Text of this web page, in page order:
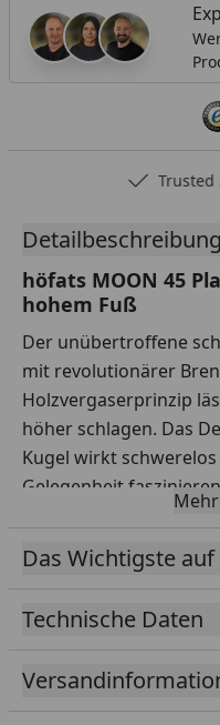
Trusted
Detailbeschreibung
höfats MOON 45
hohem Fuß
Der unübertroffene
mit revolutionärer
Holzvergaserprinzip
höher schlagen. Das
Kugel wirkt
Gelegenheit
Ihre doppelte Wand,
einer Außenschale,
Luftzufuhr. Diese
nicht nur den
ermöglicht auch eine
Das Wichtigste
Technische Daten